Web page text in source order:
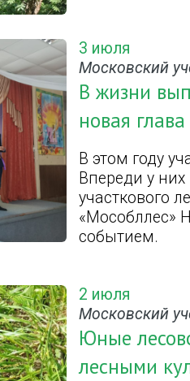
3 июля
Московский
В жизни
новая глава
В этом году
Впереди у
участкового
«Мособллес»
событием.
2 июля
Московский
Юные
лесными